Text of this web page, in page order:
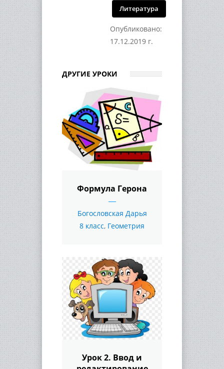
Литература
Опубликовано:
17.12.2019 г.
ДРУГИЕ УРОКИ
Формула Герона
Богословская Дарья
8 класс, Геометрия
Урок 2. Ввод и